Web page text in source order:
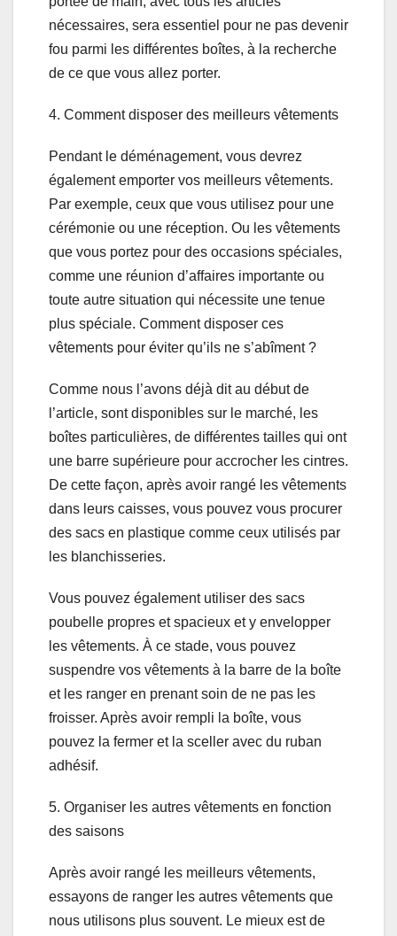
nécessaires, sera essentiel pour ne pas devenir
fou parmi les différentes boîtes, à la recherche
de ce que vous allez porter.
4. Comment disposer des meilleurs vêtements
Pendant le déménagement, vous devrez
également emporter vos meilleurs vêtements.
Par exemple, ceux que vous utilisez pour une
cérémonie ou une réception. Ou les vêtements
que vous portez pour des occasions spéciales,
comme une réunion d’affaires importante ou
toute autre situation qui nécessite une tenue
plus spéciale. Comment disposer ces
vêtements pour éviter qu’ils ne s’abîment ?
Comme nous l’avons déjà dit au début de
l’article, sont disponibles sur le marché, les
boîtes particulières, de différentes tailles qui ont
une barre supérieure pour accrocher les cintres.
De cette façon, après avoir rangé les vêtements
dans leurs caisses, vous pouvez vous procurer
des sacs en plastique comme ceux utilisés par
les blanchisseries.
Vous pouvez également utiliser des sacs
poubelle propres et spacieux et y envelopper
les vêtements. À ce stade, vous pouvez
suspendre vos vêtements à la barre de la boîte
et les ranger en prenant soin de ne pas les
froisser. Après avoir rempli la boîte, vous
pouvez la fermer et la sceller avec du ruban
adhésif.
5. Organiser les autres vêtements en fonction
des saisons
Après avoir rangé les meilleurs vêtements,
essayons de ranger les autres vêtements que
nous utilisons plus souvent. Le mieux est de